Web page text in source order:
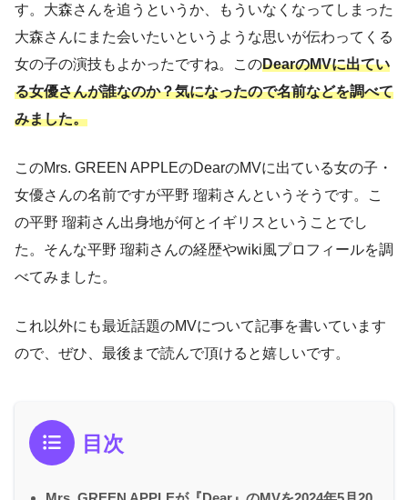
す。大森さんを追うというか、もういなくなってしまった
大森さんにまた会いたいというような思いが伝わってくる
女の子の演技もよかったですね。このDearのMVに出てい
る女優さんが誰なのか？気になったので名前などを調べて
みました。
このMrs. GREEN APPLEのDearのMVに出ている女の子・
女優さんの名前ですが平野 瑠莉さんというそうです。こ
の平野 瑠莉さん出身地が何とイギリスということでし
た。そんな平野 瑠莉さんの経歴やwiki風プロフィールを調
べてみました。
これ以外にも最近話題のMVについて記事を書いています
ので、ぜひ、最後まで読んで頂けると嬉しいです。
目次